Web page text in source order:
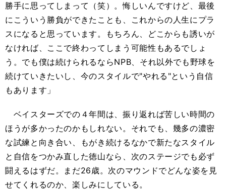
勝手に思ってしまって（笑）。悔しいんですけど、最後
にこういう勝負ができたことも、これからの人生にプラ
スになると思っています。もちろん、どこからも誘いが
なければ、ここで終わってしまう可能性もあるでしょ
う。でも僕は続けられるならNPB、それ以外でも野球を
続けていきたいし、今のスタイルで"やれる"という自信
もあります」
ベイスターズでの４年間は、振り返れば苦しい時間の
ほうが多かったのかもしれない。それでも、幾多の濃密
な試練と向き合い、もがき続けるなかで新たなスタイル
と自信をつかみ直した徳山なら、次のステージでも必ず
闘えるはずだ。まだ26歳。次のマウンドでどんな姿を見
せてくれるのか、楽しみにしている。